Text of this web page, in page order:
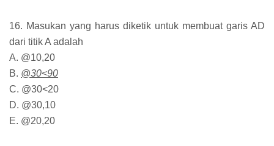
16. Masukan yang harus diketik untuk membuat garis AD
dari titik A adalah
A. @10,20
B. @30<90
C. @30<20
D. @30,10
E. @20,20